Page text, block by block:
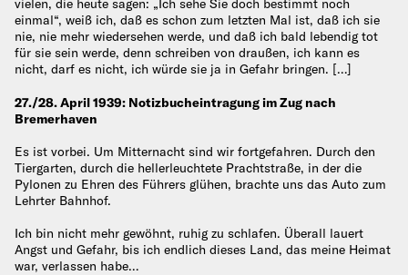
vielen, die heute sagen: „Ich sehe Sie doch bestimmt noch
einmal“, weiß ich, daß es schon zum letzten Mal ist, daß ich sie
nie, nie mehr wiedersehen werde, und daß ich bald lebendig tot
für sie sein werde, denn schreiben von draußen, ich kann es
nicht, darf es nicht, ich würde sie ja in Gefahr bringen. […]
27./28. April 1939: Notizbucheintragung im Zug nach
Bremerhaven
Es ist vorbei. Um Mitternacht sind wir fortgefahren. Durch den
Tiergarten, durch die hellerleuchtete Prachtstraße, in der die
Pylonen zu Ehren des Führers glühen, brachte uns das Auto zum
Lehrter Bahnhof.
Ich bin nicht mehr gewöhnt, ruhig zu schlafen. Überall lauert
Angst und Gefahr, bis ich endlich dieses Land, das meine Heimat
war, verlassen habe…